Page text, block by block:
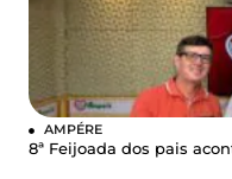
AMPÉRE
8ª Feijoada dos pais